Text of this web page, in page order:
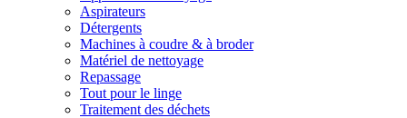
Aspirateurs
Détergents
Machines à coudre & à broder
Matériel de nettoyage
Repassage
Tout pour le linge
Traitement des déchets